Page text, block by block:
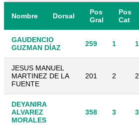
Nombre Dorsal
Pos
Gral
Pos
Cat
GAUDENCIO
GUZMAN DÍAZ
259 1 1
JESUS MANUEL
MARTINEZ DE LA
FUENTE
201 2 2
DEYANIRA
ALVAREZ
MORALES
358 3 3